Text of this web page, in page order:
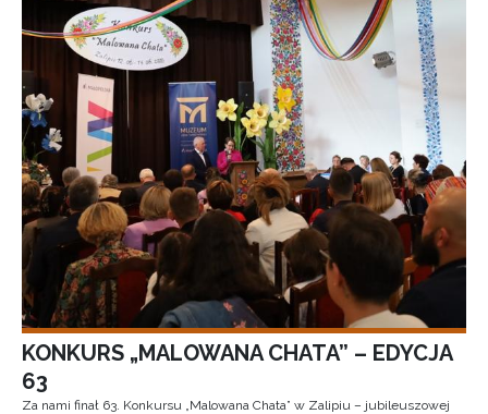
KONKURS „MALOWANA CHATA” – EDYCJA
63
Za nami finał 63. Konkursu „Malowana Chata” w Zalipiu – jubileuszowej